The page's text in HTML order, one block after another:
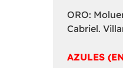
ORO:
Cabriel.
AZULES